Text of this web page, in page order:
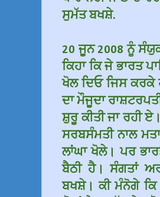
ਸੁਮੱਤ ਬਖਸ਼ੇ.
20 ਜੂਨ 2008 ਨੂੰ
ਕਿਹਾ ਕਿ ਜੇ ਭਾਰਤ
ਖੋਲ ਦਿਓ ਜਿਸ ਕਰਕੇ
ਦਾ ਮੌਜੂਦਾ
ਸ਼ੁਰੂ ਕੀਤੀ ਜਾ ਰਹੀ
ਸਰਬਸੰਮਤੀ ਨਾਲ
ਲਾਂਘਾ ਖੋਲੇ। ਪਰ
ਬੈਠੀ ਹੈ। ਸੰਗਤਾਂ
ਬਖਸ਼ੇ। ਕੀ ਮੰਨੋਗੇ ਕਿ